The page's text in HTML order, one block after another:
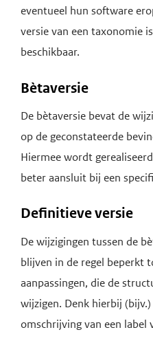
eventueel hun software
versie van een taxonomie
beschikbaar.
Bètaversie
De bètaversie bevat de
op de geconstateerde
Hiermee wordt
beter aansluit bij een
Definitieve versie
De wijzigingen tussen de
blijven in de regel beperkt
aanpassingen, die de
wijzigen. Denk hierbij
omschrijving van een label